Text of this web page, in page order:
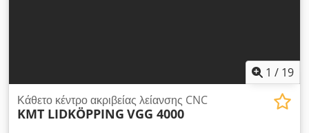
1 / 19
Κάθετο κέντρο ακριβείας λείανσης CNC
KMT LIDKÖPPING VGG 4000